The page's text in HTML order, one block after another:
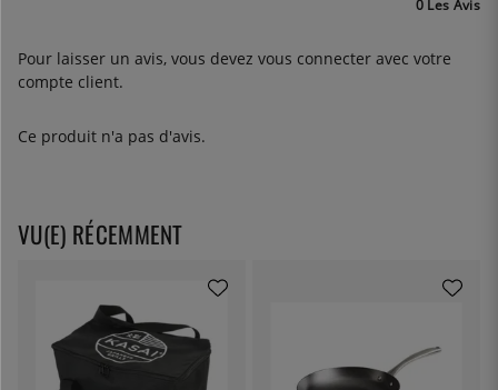
0 Les Avis
Pour laisser un avis, vous devez vous connecter avec votre
compte client.
Ce produit n'a pas d'avis.
VU(E) RÉCEMMENT